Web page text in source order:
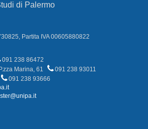
di Palermo
Partita IVA 00605880822
091 238 86472
Marina, 61
091 238 93011
091 238 93666